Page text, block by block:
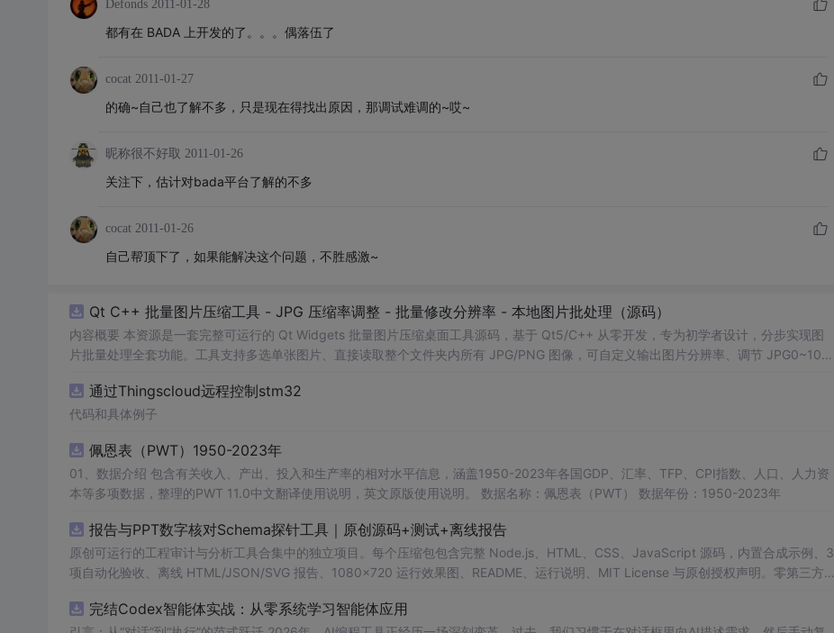
Defonds 2011-01-28
都有在 BADA 上开发的了。。。偶落伍了
cocat 2011-01-27
的确~自己也了解不多，只是现在得找出原因，那调试难调的~哎~
昵称很不好取 2011-01-26
关注下，估计对bada平台了解的不多
cocat 2011-01-26
自己帮顶下了，如果能解决这个问题，不胜感激~
Qt C++ 批量图片压缩工具 - JPG 压缩率调整 - 批量修改分辨率 - 本地图片批处理（源码）
内容概要 本资源是一套完整可运行的 Qt Widgets 批量图片压缩桌面工具源码，基于 Qt5/C++ 从零开发，专为初学者设计，分步实现图
片批量处理全套功能。工具支持多选单张图片、直接读取整个文件夹内所有 JPG/PNG 图像，可自定义输出图片分辨率、调节 JPG0~100
示压缩效果。 适用人群 Qt/C++ 零基础初学者，学习 QImage 图像绘图、文件目录遍历、UI 交互开发； 需要本地批量处理图片的办公、
设计、自媒体从业者； 想要学习图片缩放、JPG 压缩、本地文件 IO、进度条交互的开发学习者。 使用场景 自媒体批量压缩配图，降低图
QImage 缩放保存、QSlider 参数联动、批量循环界面防卡顿、文件大小格式化转换全套 Qt 图像开发实战案例。 工具核心功能清单 双模
式导入图片：手动多选单张图片 / 一键读取整个文件夹全部图片； 自定义输出宽高分辨率，支持锁定原始宽高比，避免图片拉伸变形； 滑
块调节 JPG 压缩质量 0~100，平衡图片清晰度与文件占用大小； 自定义输出保存目录，批量生成压缩后的图片文件； 实时进度条展示处
数、成功数量、单张大小对比、整体压缩节省空间比例； 完整模块化代码，功能拆分清晰，每段代码附带详细注释，新手可分步拆解学
习。 其他说明 开发环境：Qt Creator + Qt5.15 MSVC，Windows 平台可直接编译运行； 源码结构清晰，功能
通过Thingscloud远程控制stm32
代码和具体例子
佩恩表（PWT）1950-2023年
01、数据介绍 包含有关收入、产出、投入和生产率的相对水平信息，涵盖1950-2023年各国GDP、汇率、TFP、CPI指数、人口、人力资
本等多项数据，整理的PWT 11.0中文翻译使用说明，英文原版使用说明。 数据名称：佩恩表（PWT） 数据年份：1950-2023年
报告与PPT数字核对Schema探针工具｜原创源码+测试+离线报告
原创可运行的工程审计与分析工具合集中的独立项目。每个压缩包包含完整 Node.js、HTML、CSS、JavaScript 源码，内置合成示例、3
项自动化验收、离线 HTML/JSON/SVG 报告、1080×720 运行效果图、README、运行说明、MIT License 与原创授权声明。零第三方
示与二次开发。运行方法：Node.js 18+ 下执行 npm test 与 npm run report，或启动静态服务器打开 index.html。
完结Codex智能体实战：从零系统学习智能体应用